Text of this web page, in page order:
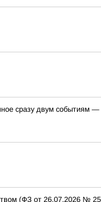
сразу двум событиям
(ФЗ от 26.07.2026 №